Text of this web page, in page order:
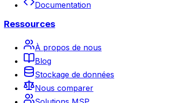
Documentation
Ressources
À propos de nous
Blog
Stockage de données
Nous comparer